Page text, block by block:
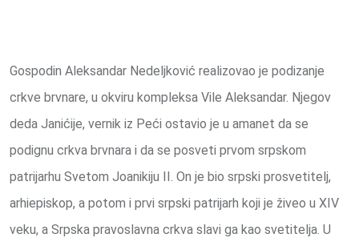
Gospodin Aleksandar Nedeljković realizovao je podizanje
crkve brvnare, u okviru kompleksa Vile Aleksandar. Njegov
deda Janićije, vernik iz Peći ostavio je u amanet da se
podignu crkva brvnara i da se posveti prvom srpskom
patrijarhu Svetom Joanikiju II. On je bio srpski prosvetitelj,
arhiepiskop, a potom i prvi srpski patrijarh koji je živeo u XIV
veku, a Srpska pravoslavna crkva slavi ga kao svetitelja. U